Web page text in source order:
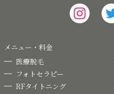
メニュー・料金
医療脱毛
フォトセラピー
RFタイトニング